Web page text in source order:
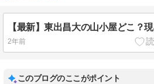
2年前
このブログのここがポイント